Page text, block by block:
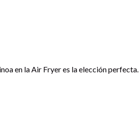
en la Air Fryer es la elección perfecta.